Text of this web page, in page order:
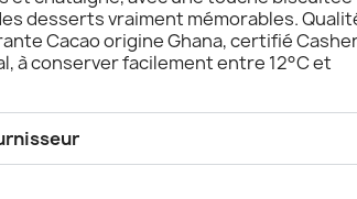
desserts vraiment mémorables.
Cacao origine Ghana, certifié
à conserver facilement entre 12°C et